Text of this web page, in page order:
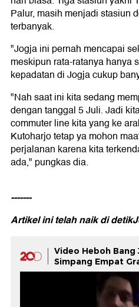
Palur, masih menjadi stasiun
terbanyak.
"Jogja ini pernah mencapai
meskipun rata-ratanya hanya
kepadatan di Jogja cukup
"Nah saat ini kita sedang
dengan tanggal 5 Juli. Jadi
commuter line kita yang ke
Kutoharjo tetap ya mohon
perjalanan karena kita
ada," pungkas dia.
-------
Artikel ini telah naik di
Video Heboh
Simpang Empat